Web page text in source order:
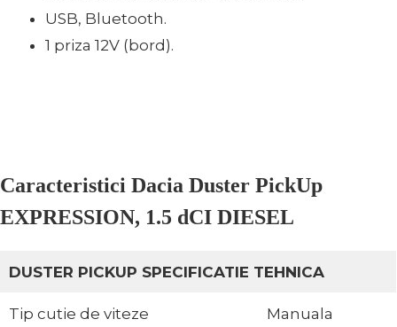
USB, Bluetooth.
1 priza 12V (bord).
Caracteristici Dacia Duster PickUp
EXPRESSION, 1.5 dCI DIESEL
DUSTER PICKUP SPECIFICATIE TEHNICA
Tip cutie de viteze Manuala